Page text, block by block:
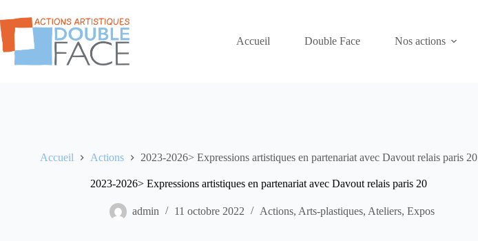
au
contenu
Accueil
Double Face Nos actions
Accueil Actions 2023-2026> Expressions artistiques en partenariat avec Davout relais paris 20
2023-2026> Expressions artistiques en partenariat avec Davout relais paris 20
admin 11 octobre 2022 Actions, Arts-plastiques, Ateliers, Expos